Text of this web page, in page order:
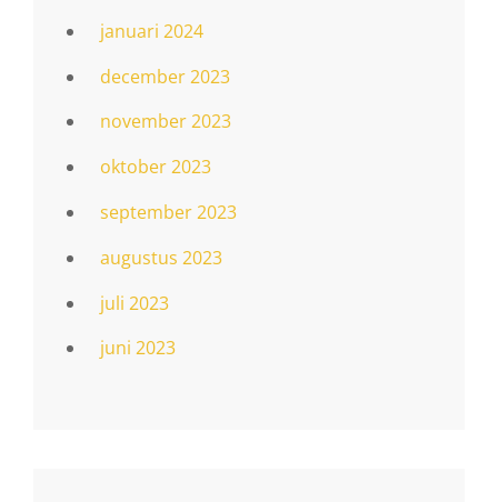
januari 2024
december 2023
november 2023
oktober 2023
september 2023
augustus 2023
juli 2023
juni 2023